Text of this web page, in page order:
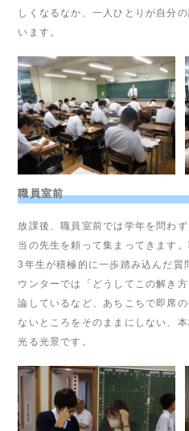
しくなるなか、一人ひとりが自分
います。
職員室前
放課後、職員室前では学年を問わ
当の先生を頼って集まってきます
3年生が積極的に一歩踏み込んだ質
ウンターでは「どうしてこの解き
論しているなど、あちこちで即席
ないところをそのままにしない、
光る光景です。